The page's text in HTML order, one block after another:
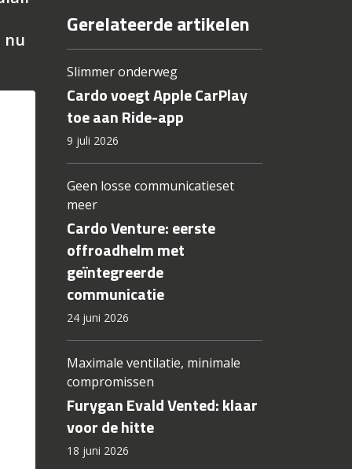
nu
Gerelateerde artikelen
Slimmer onderweg
Cardo voegt Apple CarPlay
toe aan Ride-app
9 juli 2026
Geen losse communicatieset
meer
Cardo Venture: eerste
offroadhelm met
geïntegreerde
communicatie
24 juni 2026
Maximale ventilatie, minimale
compromissen
Furygan Evald Vented: klaar
voor de hitte
18 juni 2026